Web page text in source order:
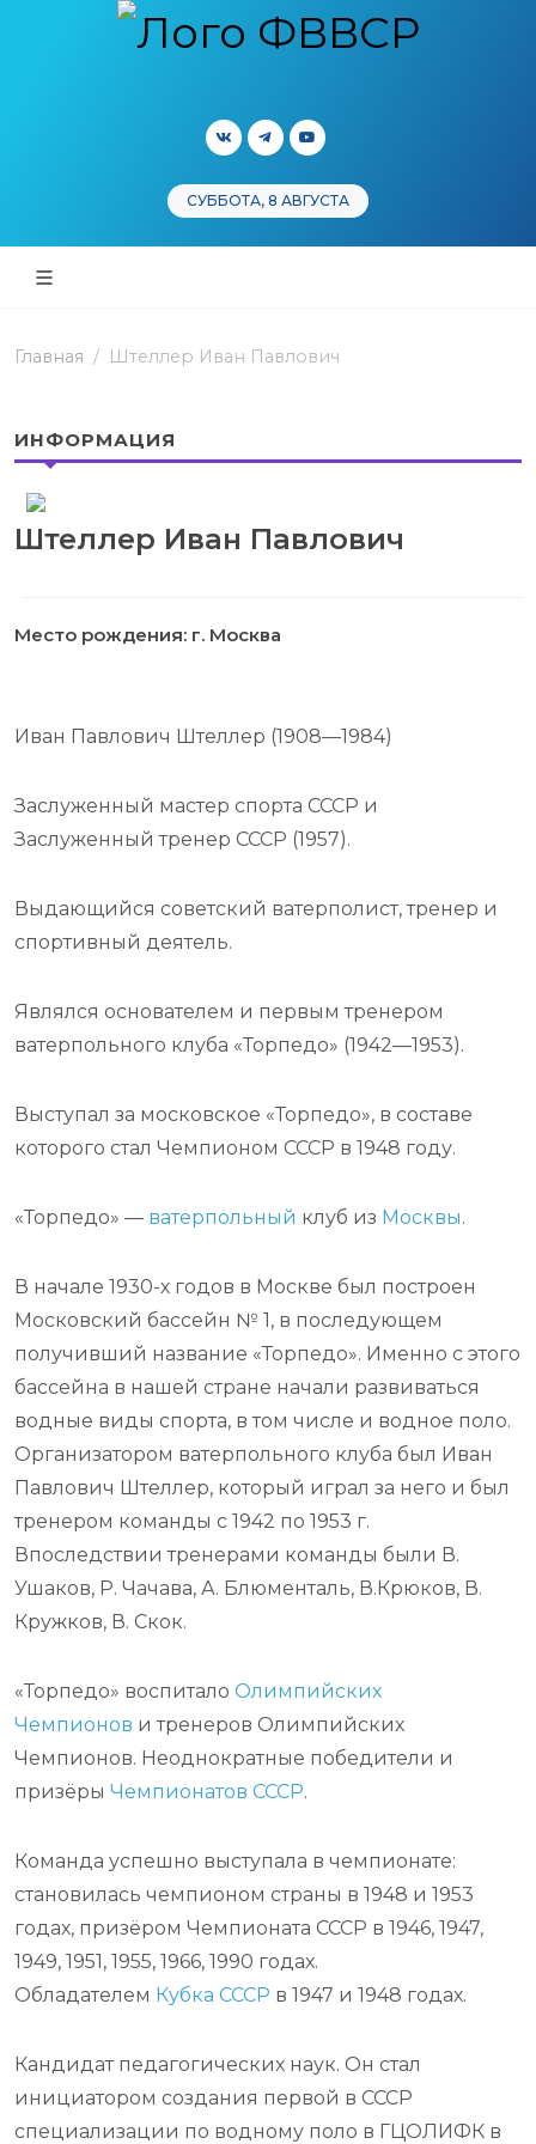
СУББОТА, 8 АВГУСТА
Главная Штеллер Иван Павлович
ИНФОРМАЦИЯ
Штеллер Иван Павлович
Место рождения: г. Москва
Иван Павлович Штеллер (1908—1984)
Заслуженный мастер спорта СССР и
Заслуженный тренер СССР (1957).
Выдающийся советский ватерполист, тренер и
спортивный деятель.
Являлся основателем и первым тренером
ватерпольного клуба «Торпедо» (1942—1953).
Выступал за московское «Торпедо», в составе
которого стал Чемпионом СССР в 1948 году.
«Торпедо» — ватерпольный клуб из Москвы.
В начале 1930-х годов в Москве был построен
Московский бассейн № 1, в последующем
получивший название «Торпедо». Именно с этого
бассейна в нашей стране начали развиваться
водные виды спорта, в том числе и водное поло.
Организатором ватерпольного клуба был Иван
Павлович Штеллер, который играл за него и был
тренером команды с 1942 по 1953 г.
Впоследствии тренерами команды были В.
Ушаков, Р. Чачава, А. Блюменталь, В.Крюков, В.
Кружков, В. Скок.
«Торпедо» воспитало Олимпийских
Чемпионов и тренеров Олимпийских
Чемпионов. Неоднократные победители и
призёры Чемпионатов СССР.
Команда успешно выступала в чемпионате:
становилась чемпионом страны в 1948 и 1953
годах, призёром Чемпионата СССР в 1946, 1947,
1949, 1951, 1955, 1966, 1990 годах.
Обладателем Кубка СССР в 1947 и 1948 годах.
Кандидат педагогических наук. Он стал
инициатором создания первой в СССР
специализации по водному поло в ГЦОЛИФК в